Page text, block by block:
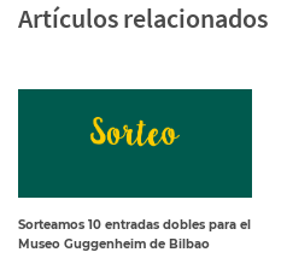
Artículos relacionados
Sorteamos 10 entradas dobles para el
Museo Guggenheim de Bilbao